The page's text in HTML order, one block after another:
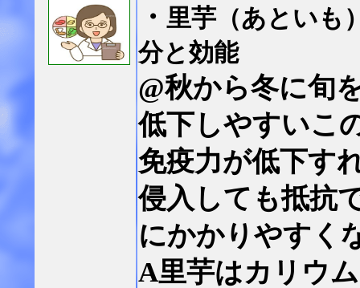
・ 里芋（あといも
分と効能
@秋から冬に旬
低下しやすいこ
免疫力が低下す
侵入しても抵抗
にかかりやすく
A里芋はカリウ